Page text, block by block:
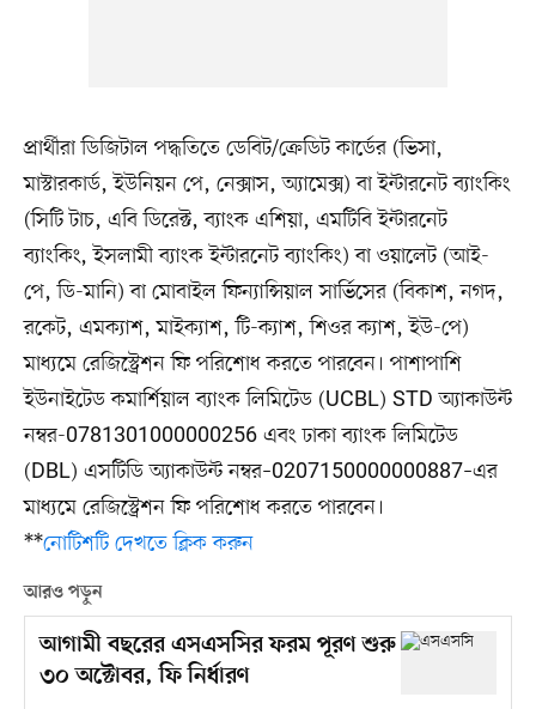
প্রার্থীরা ডিজিটাল পদ্ধতিতে ডেবিট/ক্রেডিট কার্ডের (ভিসা,
মাস্টারকার্ড, ইউনিয়ন পে, নেক্সাস, অ্যামেক্স) বা ইন্টারনেট ব্যাংকিং
(সিটি টাচ, এবি ডিরেক্ট, ব্যাংক এশিয়া, এমটিবি ইন্টারনেট
ব্যাংকিং, ইসলামী ব্যাংক ইন্টারনেট ব্যাংকিং) বা ওয়ালেট (আই-
পে, ডি-মানি) বা মোবাইল ফিন্যান্সিয়াল সার্ভিসের (বিকাশ, নগদ,
রকেট, এমক্যাশ, মাইক্যাশ, টি-ক্যাশ, শিওর ক্যাশ, ইউ-পে)
মাধ্যমে রেজিস্ট্রেশন ফি পরিশোধ করতে পারবেন। পাশাপাশি
ইউনাইটেড কমার্শিয়াল ব্যাংক লিমিটেড (UCBL) STD অ্যাকাউন্ট
নম্বর-0781301000000256 এবং ঢাকা ব্যাংক লিমিটেড
(DBL) এসটিডি অ্যাকাউন্ট নম্বর–0207150000000887–এর
মাধ্যমে রেজিস্ট্রেশন ফি পরিশোধ করতে পারবেন।
**নোটিশটি দেখতে ক্লিক করুন
আরও পড়ুন
আগামী বছরের এসএসসির ফরম পূরণ শুরু
৩০ অক্টোবর, ফি নির্ধারণ